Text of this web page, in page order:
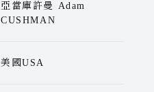
亞當庫許曼 Adam
CUSHMAN
美國USA